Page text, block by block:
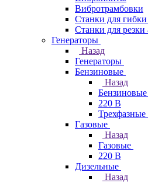
Вибротрамбовки
Станки для
Станки для
Генераторы
Назад
Генераторы
Бензиновые
Назад
Бензиновые
220 В
Газовые
Назад
Газовые
220 В
Дизельные
Назад